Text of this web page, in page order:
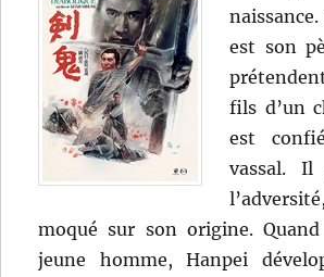
est son
fils d’un
est
vassal. Il
moqué sur son origine.
jeune homme, Hanpei